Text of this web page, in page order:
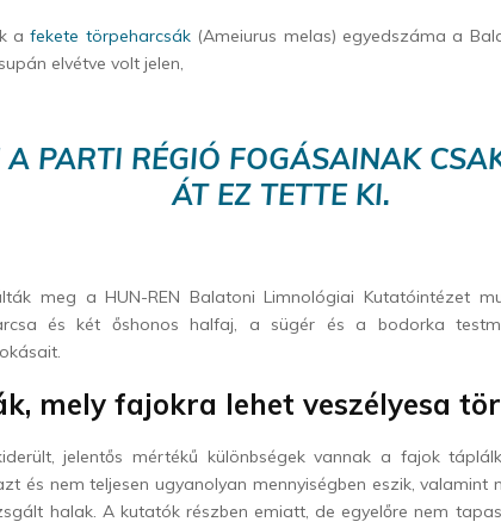
afekete törpeharcsák(Ameiurus melas) egyedszáma a
elvétve volt jelen,
PARTI RÉGIÓ FOGÁSAINAK
ÁT EZ TETTE KI.
meg a HUN-REN Balatoni Limnológiai Kutatóintézet
és két őshonos halfaj, a sügér és a bodorka
mely fajokra lehet veszélyesa
jelentős mértékű különbségek vannak a fajok
és nem teljesen ugyanolyan mennyiségben eszik, valamint
halak. A kutatók részben emiatt, de egyelőre nem